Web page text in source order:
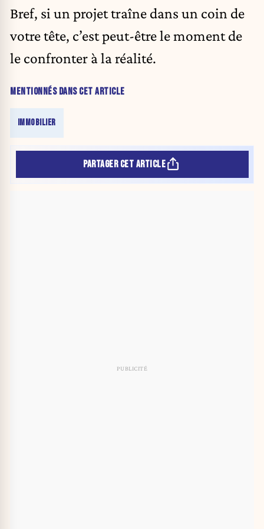
Bref, si un projet traîne dans un coin de
votre tête, c’est peut-être le moment de
le confronter à la réalité.
MENTIONNÉS DANS CET ARTICLE
IMMOBILIER
PARTAGER CET ARTICLE